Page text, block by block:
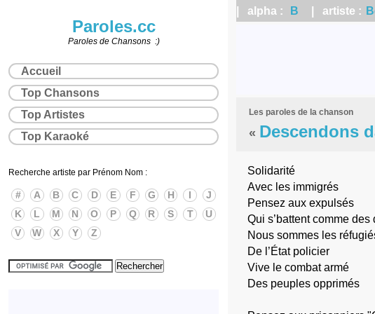
| alpha : B | artiste :
Les paroles de la chanson
« Descendons
Solidarité
Avec les immigrés
Pensez aux expulsés
Qui s’battent comme des
Nous sommes les
De l’État policier
Vive le combat armé
Des peuples opprimés
Paroles.cc
Paroles de Chansons :)
Accueil
Top Chansons
Top Artistes
Top Karaoké
Recherche artiste par Prénom Nom :
# A B C D E F G H I
J
K
L M N O P Q R S T
U
V
W X Y Z